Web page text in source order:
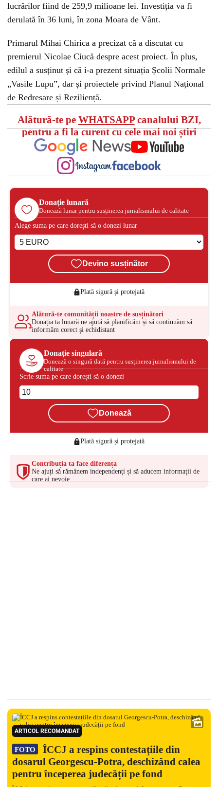
lucrărilor fiind de 259,9 milioane lei. Investiția va fi
derulată în 36 luni, în zona Moara de Vânt.
Primarul Mihai Chirica a precizat că a discutat cu
premierul Nicolae Ciucă despre acest proiect. În plus,
edilul a susținut și că i-a prezent situația Școlii Normale
„Vasile Lupu”, dar și proiectele privind Planul Național
de Redresare și Reziliență.
Alătură-te pe WHATSAPPcanalului BZI,
pentru a fi la curent cu cele mai noi știri
Donație lunară
Donează lunar pentru susținerea jurnalismului de calitate
Alege suma pe care dorești să o donezi lunar
Devino susținător
Plată sigură și protejată
Alătură-te comunității noastre de susținători
Donația ta lunară ne ajută să planificăm și să continuăm să
informăm corect și echidistant
Donație singulară
Donează o singură dată pentru susținerea jurnalismului de
calitate
Scrie suma pe care dorești să o donezi
Donează
Plată sigură și protejată
Contribuția ta face diferența
Ne ajuți să rămânem independenți și să aducem informații de
care ai nevoie
ARTICOL RECOMANDAT
FOTO
ÎCCJ a respins contestațiile din
dosarul Georgescu-Potra, deschizând calea
pentru începerea judecății pe fond